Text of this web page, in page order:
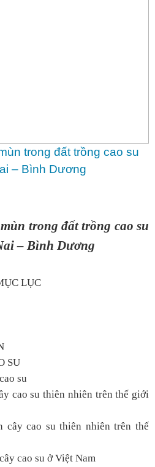
trong đất trồng cao su
– Bình Dương
trong đất trồng cao su
– Bình Dương
LỤC
SU
su
cao su thiên nhiên trên thế giới
cây cao su thiên nhiên trên thế
cao su ở Việt Nam